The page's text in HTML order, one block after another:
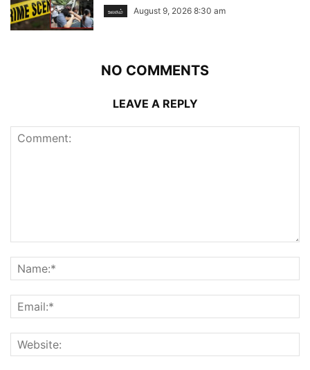
உலகம் August 9, 2026 8:30 am
NO COMMENTS
LEAVE A REPLY